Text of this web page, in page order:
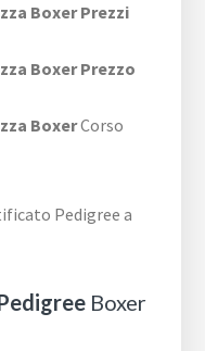
Boxer Prezzi
Boxer Prezzo
BoxerCorso
Boxer